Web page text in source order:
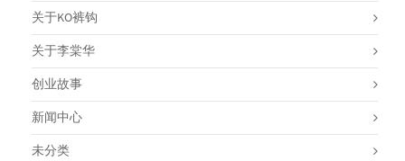
关于KO裤钩
关于李棠华
创业故事
新闻中心
未分类